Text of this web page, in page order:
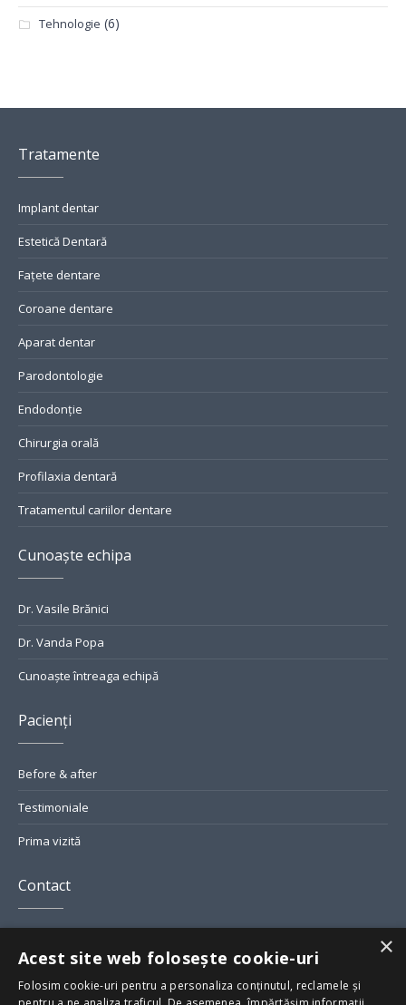
Tehnologie (6)
Tratamente
Implant dentar
Estetică Dentară
Fațete dentare
Coroane dentare
Aparat dentar
Parodontologie
Endodonție
Chirurgia orală
Profilaxia dentară
Tratamentul cariilor dentare
Cunoaște echipa
Dr. Vasile Brănici
Dr. Vanda Popa
Cunoaște întreaga echipă
Pacienți
Before & after
Testimoniale
Prima vizită
Contact
×
Acest site web folosește cookie-uri
Folosim cookie-uri pentru a personaliza conținutul, reclamele și